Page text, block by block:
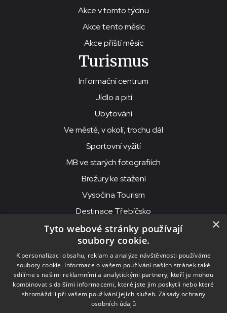
Akce v tomto týdnu
Akce tento měsíc
Akce příští měsíc
Turismus
Informační centrum
Jídlo a pití
Ubytování
Ve městě, v okolí, trochu dál
Sportovní vyžití
MB ve starých fotografiích
Brožury ke stažení
Vysočina Tourism
Destinace Třebíčsko
© 2026MKS Beseda Mor. Budějovice
MKS Beseda, příspěvková organizace, Purcnerova 62, 676 02
Moravské Budějovice
IČO: 00091758, DIČ: CZ00091758, ID datové schránky: chjn2kd
×
Tyto webové stránky používají
soubory cookie.
K personalizaci obsahu, reklam a analýze návštěvnosti používáme
soubory cookie. Informace o vašem používání našich stránek také
sdílíme s našimi reklamními a analytickými partnery, kteří je mohou
kombinovat s dalšími informacemi, které jste jim poskytli nebo které
shromáždili při vašem používání jejich služeb. Zásady ochrany
osobních údajů